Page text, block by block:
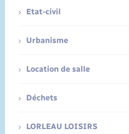
Etat-civil
Urbanisme
Location de salle
Déchets
LORLEAU LOISIRS